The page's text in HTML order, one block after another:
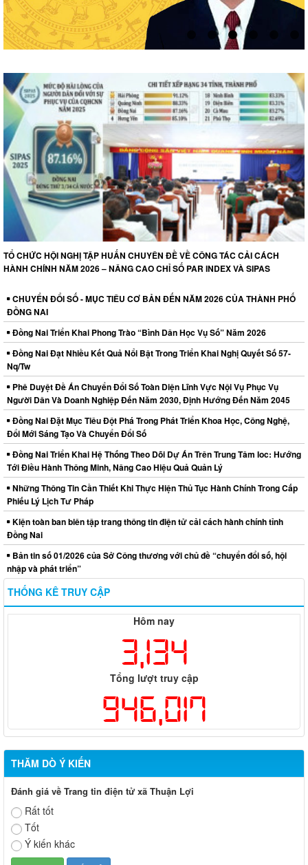
TỔ CHỨC HỘI NGHỊ TẬP HUẤN CHUYÊN ĐỀ VỀ CÔNG TÁC CẢI CÁCH
HÀNH CHÍNH NĂM 2026 – NÂNG CAO CHỈ SỐ PAR INDEX VÀ SIPAS
CHUYỂN ĐỔI SỐ - MỤC TIÊU CƠ BẢN ĐẾN NĂM 2026 CỦA THÀNH PHỐ
ĐỒNG NAI
Đồng Nai Triển Khai Phong Trào “Bình Dân Học Vụ Số” Năm 2026
Đồng Nai Đạt Nhiều Kết Quả Nổi Bật Trong Triển Khai Nghị Quyết Số 57-
Nq/Tw
Phê Duyệt Đề Án Chuyển Đổi Số Toàn Diện Lĩnh Vực Nội Vụ Phục Vụ
Người Dân Và Doanh Nghiệp Đến Năm 2030, Định Hướng Đến Năm 2045
Đồng Nai Đặt Mục Tiêu Đột Phá Trong Phát Triển Khoa Học, Công Nghệ,
Đổi Mới Sáng Tạo Và Chuyển Đổi Số
Đồng Nai Triển Khai Hệ Thống Theo Dõi Dự Án Trên Trung Tâm Ioc: Hướng
Tới Điều Hành Thông Minh, Nâng Cao Hiệu Quả Quản Lý
Những Thông Tin Cần Thiết Khi Thực Hiện Thủ Tục Hành Chính Trong Cấp
Phiếu Lý Lịch Tư Pháp
Kiện toàn ban biên tập trang thông tin điện tử cải cách hành chính tỉnh
Đồng Nai
Bản tin số 01/2026 của Sở Công thương với chủ đề “chuyển đổi số, hội
nhập và phát triển”
THỐNG KÊ TRUY CẬP
Hôm nay
3,134
Tổng lượt truy cập
946,017
THĂM DÒ Ý KIẾN
Đánh giá về Trang tin điện tử xã Thuận Lợi
Rất tốt
Tốt
Ý kiến khác